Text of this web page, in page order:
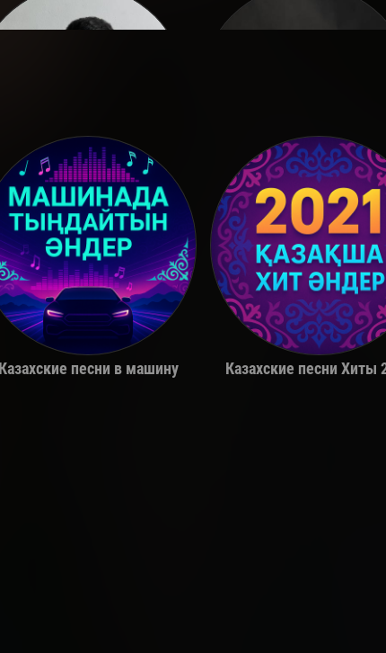
The Limba Miko
Казахские песни в машину Казахские песни Хиты